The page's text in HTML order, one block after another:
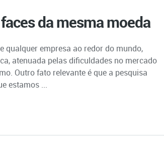
da mesma moeda
qualquer empresa ao redor do mundo,
atenuada pelas dificuldades no mercado
Outro fato relevante é que a pesquisa
estamos ...